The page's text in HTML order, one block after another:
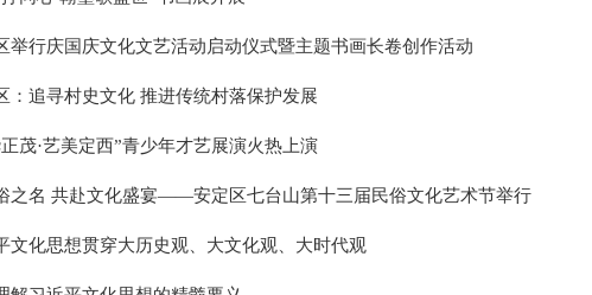
举行庆国庆文化文艺活动启动仪式暨主题书画长卷创作活动
：追寻村史文化 推进传统村落保护发展
茂·艺美定西”青少年才艺展演火热上演
之名 共赴文化盛宴——安定区七台山第十三届民俗文化艺术节举行
文化思想贯穿大历史观、大文化观、大时代观